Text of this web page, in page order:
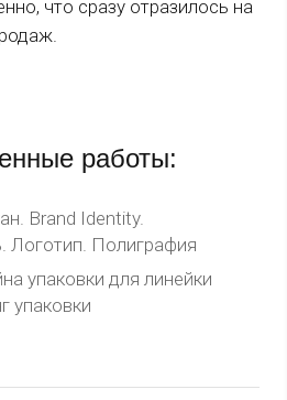
что сразу отразилось на
работы:
Brand Identity.
Логотип. Полиграфия
упаковки для линейки
упаковки